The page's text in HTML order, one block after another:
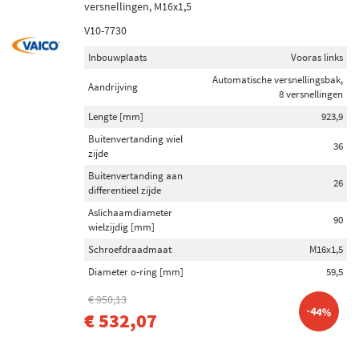
versnellingen, M16x1,5
V10-7730
Inbouwplaats Vooras links
Aandrijving
Automatische versnellingsbak,
8 versnellingen
Lengte [mm]
923,9
Buitenvertanding wiel
zijde
36
Buitenvertanding aan
differentieel zijde
26
Aslichaamdiameter
wielzijdig [mm]
90
Schroefdraadmaat
M16x1,5
Diameter o-ring [mm]
59,5
€ 950,13
€ 532,07 -44%